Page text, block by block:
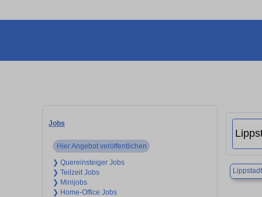
Jobs
Hier Angebot veröffentlichen
❯ Quereinsteiger Jobs
❯ Teilzeit Jobs
❯ Minijobs
❯ Home-Office Jobs
Lippstadt